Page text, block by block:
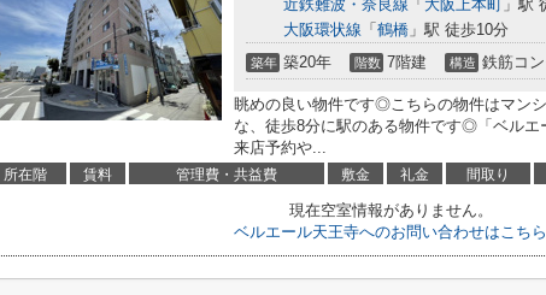
近鉄難波・奈良線 「 大阪上本町 」駅
大阪環状線 「 鶴橋 」駅 徒歩10分
築年 築20年 階数 7階建 構造 鉄筋コ
眺めの良い物件です◎こちらの物件はマン
な、徒歩8分に駅のある物件です◎「ベル
来店予約や...
所在階 賃料 管理費・共益費 敷金 礼金 間取り
現在空室情報がありません。
ベルエール天王寺へのお問い合わせはこちら